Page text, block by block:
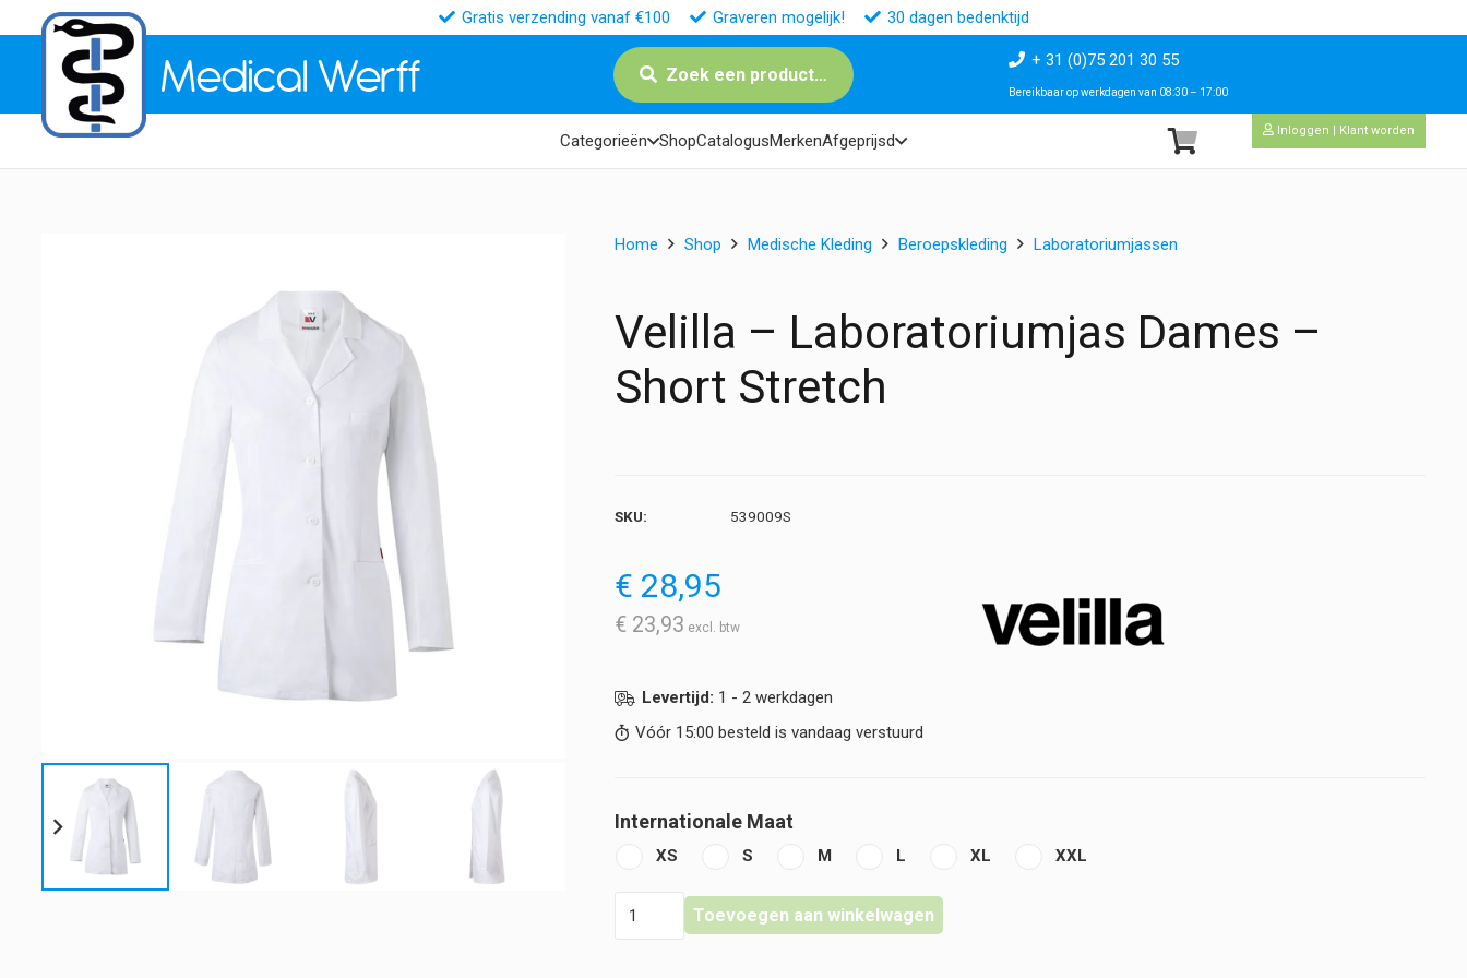
Gratis verzending vanaf €100 Graveren mogelijk! 30 dagen bedenktijd
MedicalWerff Zoek een product…
+ 31 (0)75 201 30 55
Bereikbaar op werkdagen van 08:30 – 17:00
Categorieën ShopCatalogusMerkenAfgeprijsd
Inloggen | Klant worden
Home Shop Medische Kleding Beroepskleding Laboratoriumjassen
Velilla – Laboratoriumjas Dames –
Short Stretch
SKU: 539009S
€ 28,95
€ 23,93
Levertijd: 1 - 2 werkdagen
Vóór 15:00 besteld is vandaag verstuurd
Internationale Maat
XS S M L XL XXL
Toevoegen aan winkelwagen